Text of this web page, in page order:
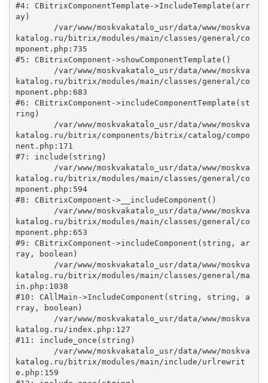
#4: CBitrixComponentTemplate->IncludeTemplate(arr
ay)
katalog.ru/bitrix/modules/main/classes/general/co
mponent.php:735
#5: CBitrixComponent->showComponentTemplate()
katalog.ru/bitrix/modules/main/classes/general/co
mponent.php:683
#6: CBitrixComponent->includeComponentTemplate(st
ring)
katalog.ru/bitrix/components/bitrix/catalog/compo
nent.php:171
#7: include(string)
katalog.ru/bitrix/modules/main/classes/general/co
mponent.php:594
#8: CBitrixComponent->__includeComponent()
katalog.ru/bitrix/modules/main/classes/general/co
mponent.php:653
#9: CBitrixComponent->includeComponent(string, ar
ray, boolean)
katalog.ru/bitrix/modules/main/classes/general/ma
in.php:1038
#10: CAllMain->IncludeComponent(string, string, a
rray, boolean)
katalog.ru/index.php:127
#11: include_once(string)
katalog.ru/bitrix/modules/main/include/urlrewrit
e.php:159